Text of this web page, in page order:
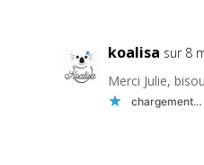
koalisa sur 8
Merci Julie,
chargement…